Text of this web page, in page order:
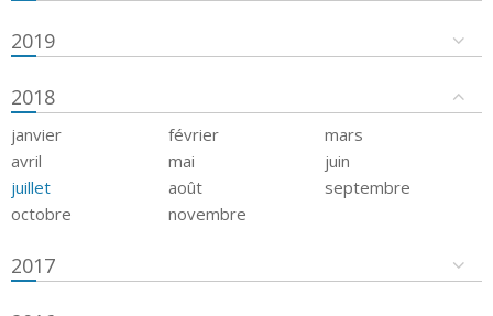
2019
2018
janvier février
mars
avril
mai
juin
juillet
août
septembre
octobre
novembre
2017